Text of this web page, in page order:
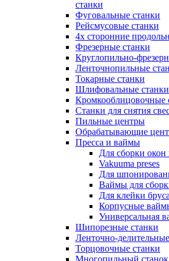
станки
Фуговальные станки
Рейсмусовые станки
4х сторонние
Фрезерные станки
Круглопильно-
Ленточнопильные
Токарные станки
Шлифовальные станки
Кромкооблицовочные
Станки для снятия
Пильные центры
Обрабатывающие
Пресса и ваймы
Для сборки окон
Vakuuma preses
Для
Ваймы для
Для клейки бруса
Корпусные
Универсальная
Шипорезные станки
Ленточно-
Торцовочные станки